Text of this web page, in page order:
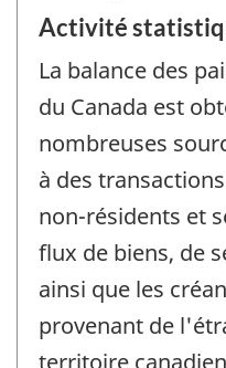
Activité
La balance des
du Canada est
nombreuses
à des
non-résidents et
flux de biens, de
ainsi que les
provenant de
territoire